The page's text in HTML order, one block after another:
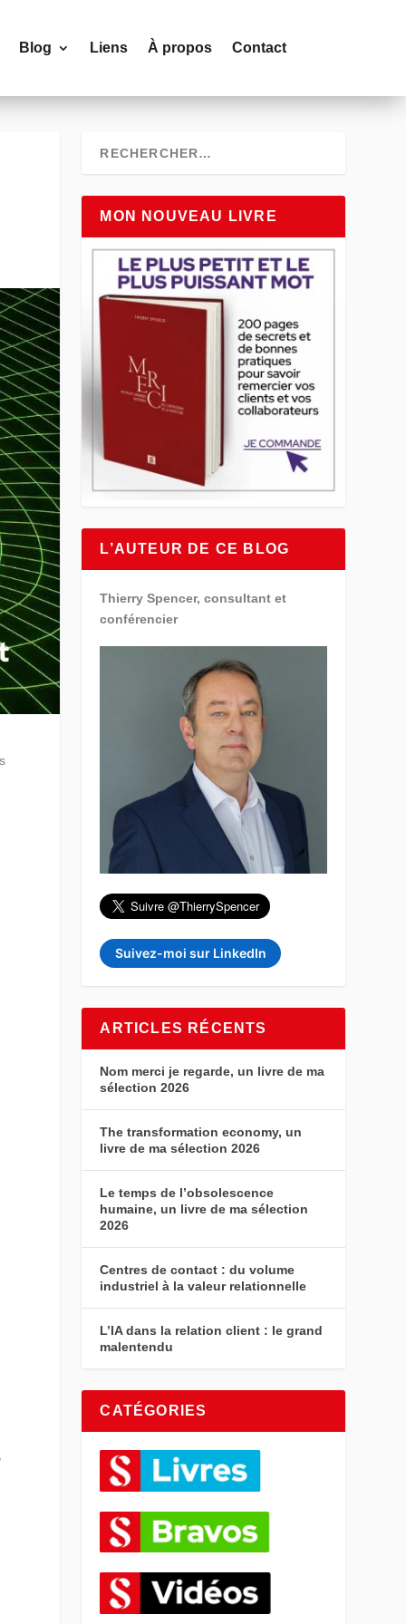
Blog Liens À propos Contact
MON NOUVEAU LIVRE
L’AUTEUR DE CE BLOG
Thierry Spencer, consultant et
conférencier
Suivez-moi sur LinkedIn
ARTICLES RÉCENTS
Nom merci je regarde, un livre de ma
sélection 2026
The transformation economy, un
livre de ma sélection 2026
Le temps de l’obsolescence
humaine, un livre de ma sélection
2026
Centres de contact : du volume
industriel à la valeur relationnelle
L’IA dans la relation client : le grand
malentendu
CATÉGORIES